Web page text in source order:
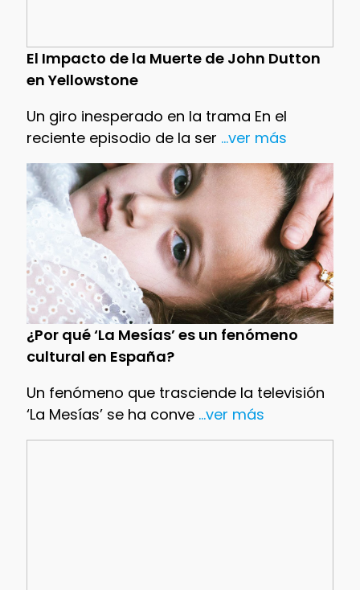
El Impacto de la Muerte de John Dutton
en Yellowstone
Un giro inesperado en la trama En el
reciente episodio de la ser ...ver más
¿Por qué ‘La Mesías’ es un fenómeno
cultural en España?
Un fenómeno que trasciende la televisión
‘La Mesías’ se ha conve...ver más